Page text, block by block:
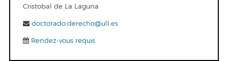
Cristobal de La Laguna
doctorado.derecho@ull.es
Rendez-vous requis